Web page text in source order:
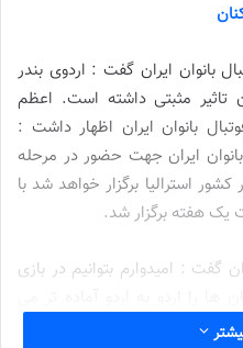
بانوان ایران گفت : اردوی بندر
تاثیر مثبتی داشته است. اعظم
بانوان ایران اظهار داشت :
ایران جهت حضور در مرحله
استرالیا برگزار خواهد شد با
گفت : امیدوارم بتوانیم در بازی
داشته باشیم.